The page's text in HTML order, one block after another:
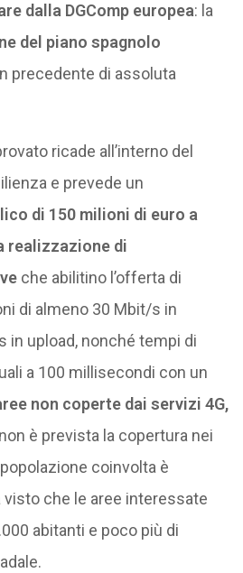
dalla DGComp europea: la
del piano spagnolo
precedente di assoluta
ricade all’interno del
e prevede un
di 150 milioni di euro a
realizzazione di
che abilitino l’offerta di
di almeno 30 Mbit/s in
in upload, nonché tempi di
a 100 millisecondi con un
non coperte dai servizi 4G,
è prevista la copertura nei
coinvolta è
che le aree interessate
abitanti e poco più di